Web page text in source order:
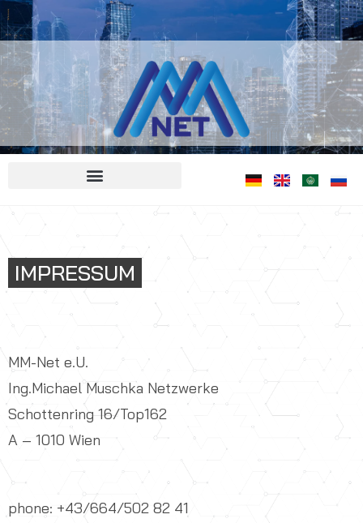
IMPRESSUM
MM-Net e.U.
Ing.Michael Muschka Netzwerke
Schottenring 16/Top162
A – 1010 Wien
phone: +43/664/502 82 41